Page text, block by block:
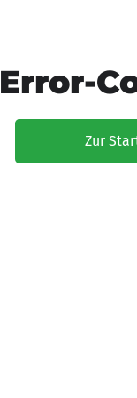
Error-
Zur